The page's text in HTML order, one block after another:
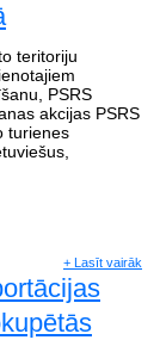
teritoriju
PSRS
akcijas PSRS
turienes
+ Lasīt vairāk